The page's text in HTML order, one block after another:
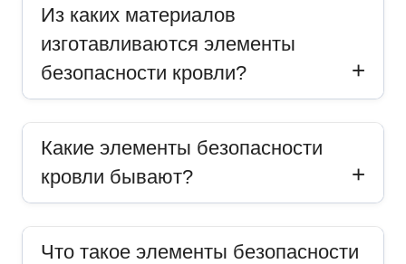
Из каких материалов
изготавливаются элементы
безопасности кровли?
Какие элементы безопасности
кровли бывают?
Что такое элементы безопасности